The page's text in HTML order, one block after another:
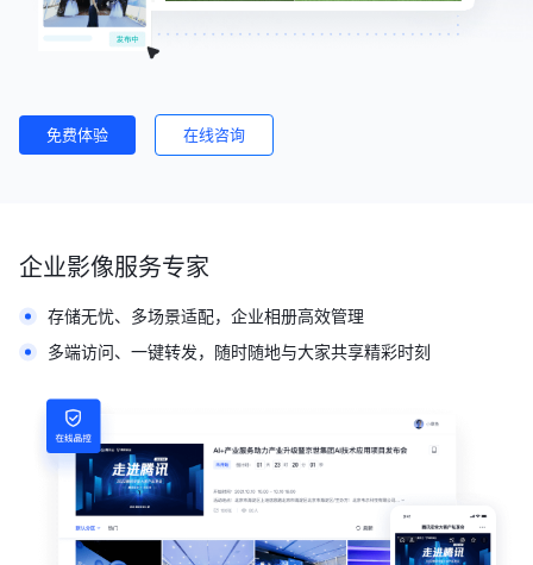
免费体验 在线咨询
企业影像服务专家
存储无忧、多场景适配，企业相册高效管理
多端访问、一键转发，随时随地与大家共享精彩时刻